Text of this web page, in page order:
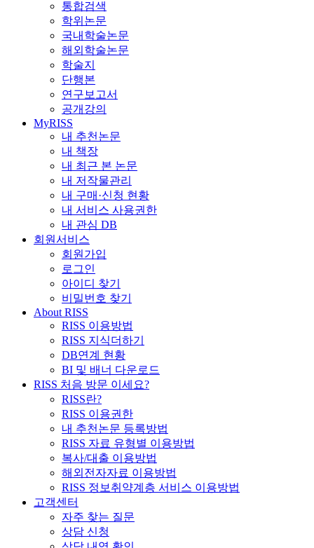
통합검색
학위논문
국내학술논문
해외학술논문
학술지
단행본
연구보고서
공개강의
MyRISS
내 추천논문
내 책장
내 최근 본 논문
내 저작물관리
내 구매·신청 현황
내 서비스 사용권한
내 관심 DB
회원서비스
회원가입
로그인
아이디 찾기
비밀번호 찾기
About RISS
RISS 이용방법
RISS 지식더하기
DB연계 현황
BI 및 배너 다운로드
RISS 처음 방문 이세요?
RISS란?
RISS 이용권한
내 추천논문 등록방법
RISS 자료 유형별 이용방법
복사/대출 이용방법
해외전자자료 이용방법
RISS 정보취약계층 서비스 이용방법
고객센터
자주 찾는 질문
상담 신청